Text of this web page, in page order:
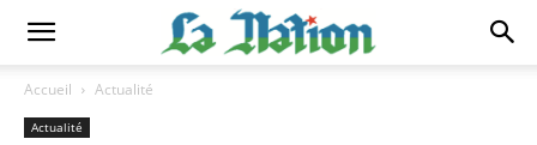
Accueil Actualité
Actualité